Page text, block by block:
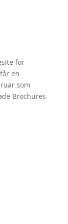
for
en
som
Brochures